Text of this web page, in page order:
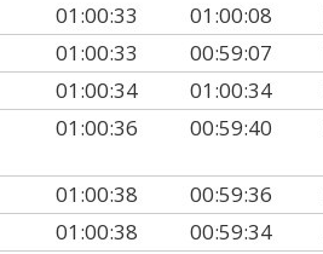
01:00:33 01:00:08
01:00:33 00:59:07
01:00:34 01:00:34
01:00:36 00:59:40
01:00:38 00:59:36
01:00:38 00:59:34